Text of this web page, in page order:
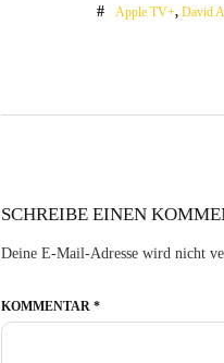
Apple TV+,David
SCHREIBE EINEN
Deine E-Mail-Adresse wird nicht
KOMMENTAR *